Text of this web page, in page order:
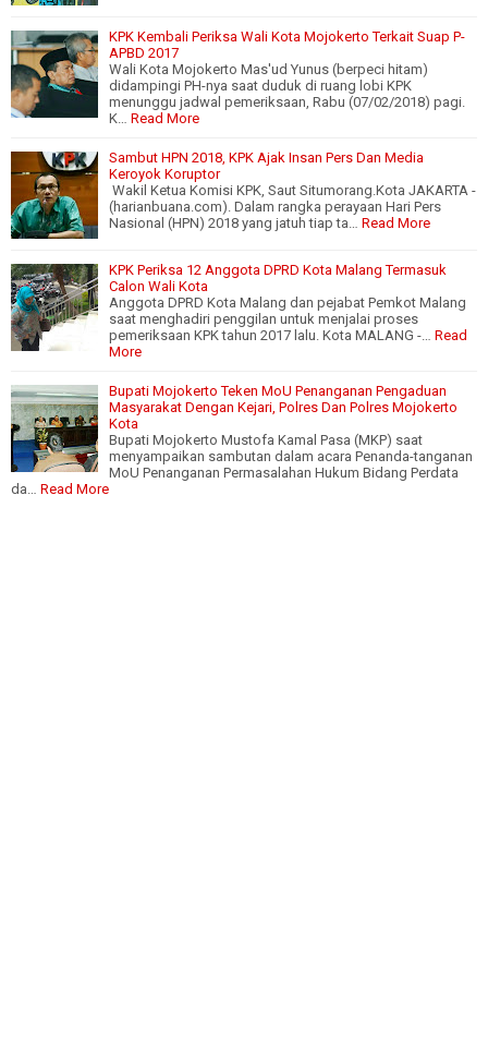
KPK Kembali Periksa Wali Kota Mojokerto Terkait Suap P-
APBD 2017
Wali Kota Mojokerto Mas'ud Yunus (berpeci hitam)
didampingi PH-nya saat duduk di ruang lobi KPK
menunggu jadwal pemeriksaan, Rabu (07/02/2018) pagi.
K… Read More
Sambut HPN 2018, KPK Ajak Insan Pers Dan Media
Keroyok Koruptor
Wakil Ketua Komisi KPK, Saut Situmorang.Kota JAKARTA -
(harianbuana.com). Dalam rangka perayaan Hari Pers
Nasional (HPN) 2018 yang jatuh tiap ta… Read More
KPK Periksa 12 Anggota DPRD Kota Malang Termasuk
Calon Wali Kota
Anggota DPRD Kota Malang dan pejabat Pemkot Malang
saat menghadiri penggilan untuk menjalai proses
pemeriksaan KPK tahun 2017 lalu. Kota MALANG -… Read
More
Bupati Mojokerto Teken MoU Penanganan Pengaduan
Masyarakat Dengan Kejari, Polres Dan Polres Mojokerto
Kota
Bupati Mojokerto Mustofa Kamal Pasa (MKP) saat
menyampaikan sambutan dalam acara Penanda-tanganan
MoU Penanganan Permasalahan Hukum Bidang Perdata
da… Read More